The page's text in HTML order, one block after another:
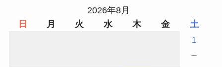
2026年8月
日
月 火 水 木 金 土
1
－